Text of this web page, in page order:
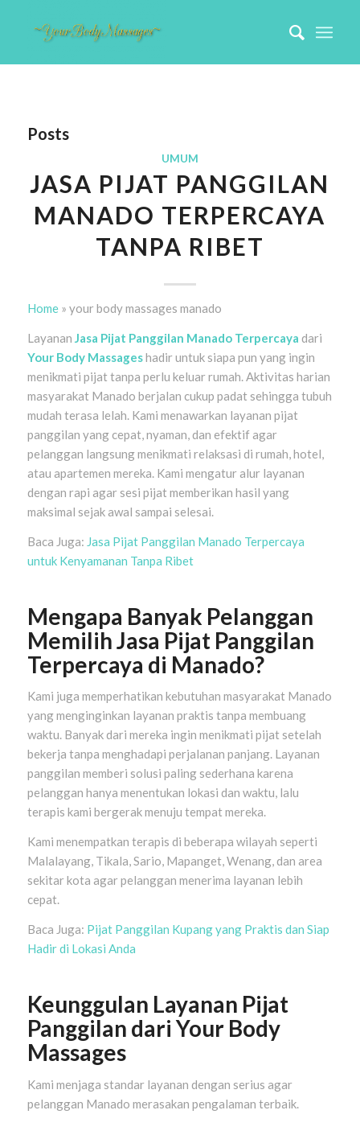
Posts
UMUM
JASA PIJAT PANGGILAN
MANADO TERPERCAYA
TANPA RIBET
Home» your body massages manado
Layanan Jasa Pijat Panggilan Manado Terpercaya dari
Your Body Massageshadir untuk siapa pun yang ingin
menikmati pijat tanpa perlu keluar rumah. Aktivitas harian
masyarakat Manado berjalan cukup padat sehingga tubuh
mudah terasa lelah. Kami menawarkan layanan pijat
panggilan yang cepat, nyaman, dan efektif agar
pelanggan langsung menikmati relaksasi di rumah, hotel,
atau apartemen mereka. Kami mengatur alur layanan
dengan rapi agar sesi pijat memberikan hasil yang
maksimal sejak awal sampai selesai.
Baca Juga: Jasa Pijat Panggilan Manado Terpercaya
untuk Kenyamanan Tanpa Ribet
Mengapa Banyak Pelanggan
Memilih Jasa Pijat Panggilan
Terpercaya di Manado?
Kami juga memperhatikan kebutuhan masyarakat Manado
yang menginginkan layanan praktis tanpa membuang
waktu. Banyak dari mereka ingin menikmati pijat setelah
bekerja tanpa menghadapi perjalanan panjang. Layanan
panggilan memberi solusi paling sederhana karena
pelanggan hanya menentukan lokasi dan waktu, lalu
terapis kami bergerak menuju tempat mereka.
Kami menempatkan terapis di beberapa wilayah seperti
Malalayang, Tikala, Sario, Mapanget, Wenang, dan area
sekitar kota agar pelanggan menerima layanan lebih
cepat.
Baca Juga: Pijat Panggilan Kupang yang Praktis dan Siap
Hadir di Lokasi Anda
Keunggulan Layanan Pijat
Panggilan dari Your Body
Massages
Kami menjaga standar layanan dengan serius agar
pelanggan Manado merasakan pengalaman terbaik.